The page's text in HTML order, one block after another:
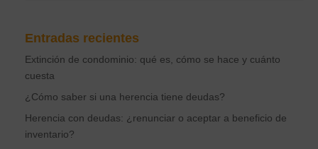
Entradas recientes
Extinción de condominio: qué es, cómo se hace y cuánto
cuesta
¿Cómo saber si una herencia tiene deudas?
Herencia con deudas: ¿renunciar o aceptar a beneficio de
inventario?